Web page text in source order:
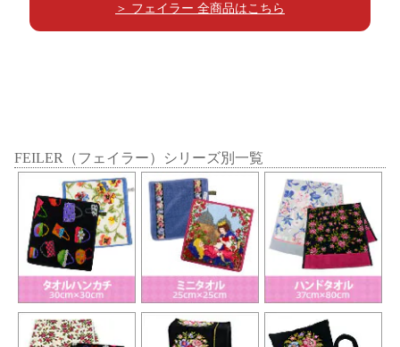
＞ フェイラー 全商品はこちら
FEILER（フェイラー）シリーズ別一覧